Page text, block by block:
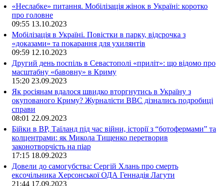
«Неслабке» питання. Мобілізація жінок в Україні: коротко
про головне
09:55 13.10.2023
Мобілізація в Україні. Повістки в парку, відсрочка з
«доказами» та покарання для ухилянтів
09:59 12.10.2023
Другий день поспіль в Севастополі «приліт»: що відомо про
масштабну «бавовну» в Криму
15:20 23.09.2023
Як росіянам вдалося швидко вторгнутись в Україну з
окупованого Криму? Журналісти ВВС дізнались подробиці
справи
08:01 22.09.2023
Бійки в ВР, Таїланд під час війни, історії з “ботофермами” та
колцентрами: як Микола Тищенко перетворив
законотворчість на піар
17:15 18.09.2023
Довели до самогубства: Сергій Хлань про смерть
ексочільника Херсонської ОДА Геннадія Лагути
21:44 17.09.2023